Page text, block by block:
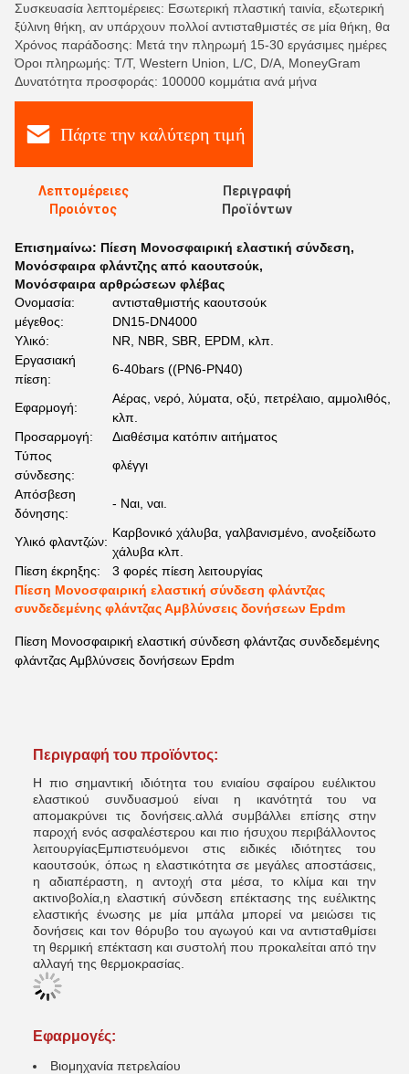
Συσκευασία λεπτομέρειες: Εσωτερική πλαστική ταινία, εξωτερική
ξύλινη θήκη, αν υπάρχουν πολλοί αντισταθμιστές σε μία θήκη, θα
Χρόνος παράδοσης: Μετά την πληρωμή 15-30 εργάσιμες ημέρες
Όροι πληρωμής: T/T, Western Union, L/C, D/A, MoneyGram
Δυνατότητα προσφοράς: 100000 κομμάτια ανά μήνα
Πάρτε την καλύτερη τιμή
Λεπτομέρειες
Προιόντος
Περιγραφή
Προϊόντων
Επισημαίνω: Πίεση Μονοσφαιρική ελαστική σύνδεση,
Μονόσφαιρα φλάντζης από καουτσούκ,
Μονόσφαιρα αρθρώσεων φλέβας
Ονομασία:
αντισταθμιστής καουτσούκ
μέγεθος:
DN15-DN4000
Υλικό:
NR, NBR, SBR, EPDM, κλπ.
Εργασιακή
πίεση:
6-40bars ((PN6-PN40)
Εφαρμογή:
Αέρας, νερό, λύματα, οξύ, πετρέλαιο, αμμολιθός,
κλπ.
Προσαρμογή:
Διαθέσιμα κατόπιν αιτήματος
Τύπος
σύνδεσης:
φλέγγι
Απόσβεση
δόνησης:
- Ναι, ναι.
Υλικό φλαντζών:
Καρβονικό χάλυβα, γαλβανισμένο, ανοξείδωτο
χάλυβα κλπ.
Πίεση έκρηξης:
3 φορές πίεση λειτουργίας
Πίεση Μονοσφαιρική ελαστική σύνδεση φλάντζας
συνδεδεμένης φλάντζας Αμβλύνσεις δονήσεων Epdm
Πίεση Μονοσφαιρική ελαστική σύνδεση φλάντζας συνδεδεμένης
φλάντζας Αμβλύνσεις δονήσεων Epdm
Περιγραφή του προϊόντος:
Η πιο σημαντική ιδιότητα του ενιαίου σφαίρου ευέλικτου
ελαστικού συνδυασμού είναι η ικανότητά του να
απομακρύνει τις δονήσεις.αλλά συμβάλλει επίσης στην
παροχή ενός ασφαλέστερου και πιο ήσυχου περιβάλλοντος
λειτουργίαςΕμπιστευόμενοι στις ειδικές ιδιότητες του
καουτσούκ, όπως η ελαστικότητα σε μεγάλες αποστάσεις,
η αδιαπέραστη, η αντοχή στα μέσα, το κλίμα και την
ακτινοβολία,η ελαστική σύνδεση επέκτασης της ευέλικτης
ελαστικής ένωσης με μία μπάλα μπορεί να μειώσει τις
δονήσεις και τον θόρυβο του αγωγού και να αντισταθμίσει
τη θερμική επέκταση και συστολή που προκαλείται από την
αλλαγή της θερμοκρασίας.
Εφαρμογές:
Βιομηχανία πετρελαίου